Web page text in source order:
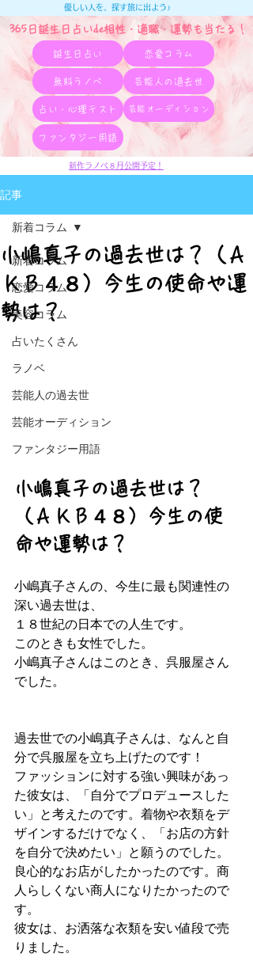
365日誕生日占いde相性・適職・​運勢も当たる！
優しい人を、探す旅に出よう♪
誕生日占い 恋愛コラム
無料ラノベ 芸能人の過去世
占い・心理テスト 芸能オーディション
ファンタジー用語
新作ラノベ８月公開予定！
記事
新着コラム
恋愛コラム
美容コラム
占いたくさん
ラノベ
芸能人の過去世
芸能オーディション
ファンタジー用語
新着コラム
小嶋真子の過去世は？（Ａ
ＫＢ４８）今生の使命や運
勢は？
小嶋真子の過去世は？
（ＡＫＢ４８）今生の使
命や運勢は？
小嶋真子さんの、今生に最も関連性の
深い過去世は、
１８世紀の日本での人生です。
このときも女性でした。
小嶋真子さんはこのとき、呉服屋さん
でした。
過去世での小嶋真子さんは、なんと自
分で呉服屋を立ち上げたのです！
ファッションに対する強い興味があっ
た彼女は、「自分でプロデュースした
い」と考えたのです。着物や衣類をデ
ザインするだけでなく、「お店の方針
を自分で決めたい」と願うのでした。
良心的なお店がしたかったのです。商
人らしくない商人になりたかったので
す。
彼女は、お洒落な衣類を安い値段で売
りました。